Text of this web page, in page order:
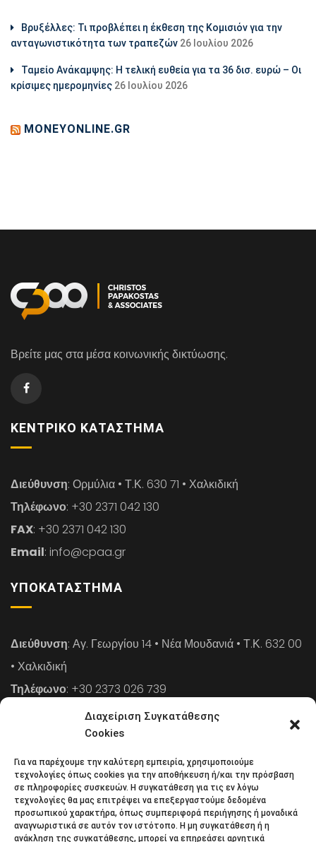
Διαχείριση Συγκατάθεσης
Cookies
Για να παρέχουμε την καλύτερη εμπειρία, χρησιμοποιούμε
τεχνολογίες όπως cookies για την αποθήκευση ή/και την πρόσβαση
σε πληροφορίες συσκευών. Η συγκατάθεση για τις εν λόγω
τεχνολογίες θα μας επιτρέψει να επεξεργαστούμε δεδομένα
προσωπικού χαρακτήρα, όπως συμπεριφορά περιήγησης ή μοναδικά
αναγνωριστικά σε αυτόν τον ιστότοπο. Η μη συγκατάθεση ή η
ανάκληση της συγκατάθεσης, μπορεί να επηρεάσει αρνητικά
Βρυξέλλες: Τι προβλέπει η έκθεση της Κομισιόν για την
ανταγωνιστικότητα των τραπεζών 26 Ιουλίου 2026
Ταμείο Ανάκαμψης: Η τελική ευθεία για τα 36 δισ. ευρώ – Οι
κρίσιμες ημερομηνίες 26 Ιουλίου 2026
MONEYONLINE.GR
Βρείτε μας στα μέσα κοινωνικής δικτύωσης.
ΚΕΝΤΡΙΚΌ ΚΑΤΆΣΤΗΜΑ
Διεύθυνση: Ορμύλια • Τ.Κ. 630 71 • Χαλκιδική
Τηλέφωνο: +30 2371 042 130
FAX: +30 2371 042 130
Email: info@cpaa.gr
ΥΠΟΚΑΤΆΣΤΗΜΑ
Διεύθυνση: Αγ. Γεωργίου 14 • Νέα Μουδανιά • Τ.Κ. 632 00
• Χαλκιδική
Τηλέφωνο: +30 2373 026 739
: +30 2373 026 739
: info@cpaa.gr
NEWSLETTER
Κάντε εγγραφή στο ηλεκτρονικό μας φυλλάδιο και μείνετε